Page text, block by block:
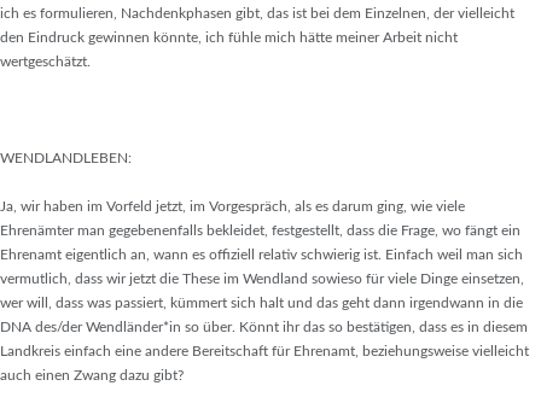
ich es formulieren, Nachdenkphasen gibt, das ist bei dem Einzelnen, der vielleicht
den Eindruck gewinnen könnte, ich fühle mich hätte meiner Arbeit nicht
wertgeschätzt.
WENDLANDLEBEN:
Ja, wir haben im Vorfeld jetzt, im Vorgespräch, als es darum ging, wie viele
Ehrenämter man gegebenenfalls bekleidet, festgestellt, dass die Frage, wo fängt ein
Ehrenamt eigentlich an, wann es offiziell relativ schwierig ist. Einfach weil man sich
vermutlich, dass wir jetzt die These im Wendland sowieso für viele Dinge einsetzen,
wer will, dass was passiert, kümmert sich halt und das geht dann irgendwann in die
DNA des/der Wendländer*in so über. Könnt ihr das so bestätigen, dass es in diesem
Landkreis einfach eine andere Bereitschaft für Ehrenamt, beziehungsweise vielleicht
auch einen Zwang dazu gibt?